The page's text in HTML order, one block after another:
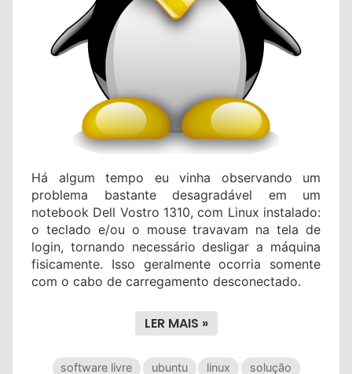
Há algum tempo eu vinha observando um
problema bastante desagradável em um
notebook Dell Vostro 1310, com Linux instalado:
o teclado e/ou o mouse travavam na tela de
login, tornando necessário desligar a máquina
fisicamente. Isso geralmente ocorria somente
com o cabo de carregamento desconectado.
LER MAIS »
software livre ubuntu linux solução